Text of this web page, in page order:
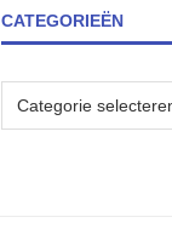
CATEGORIEËN